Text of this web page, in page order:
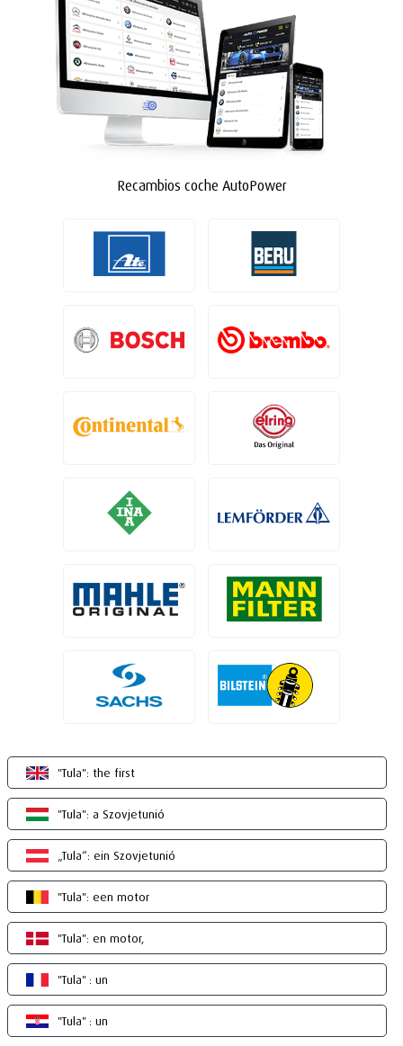
Recambios coche AutoPower
"Tula": the first
"Tula": a Szovjetunió
„Tula“: ein Szovjetunió
"Tula": een motor
"Tula": en motor,
"Tula" : un
"Tula" : un